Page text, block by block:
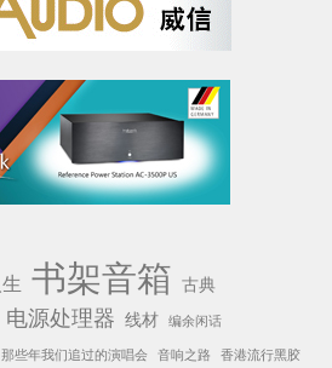
书架音箱 古典
电源处理器 线材 编余闲话
那些年我们追过的演唱会 音响之路 香港流行黑胶